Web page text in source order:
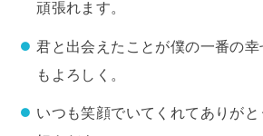
頑張れます。
君と出会えたことが僕の一番の
もよろしく。
いつも笑顔でいてくれてありが